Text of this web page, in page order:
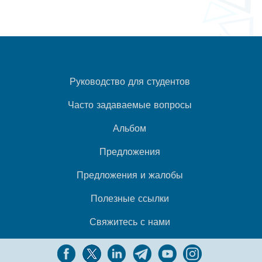
Руководство для студентов
Часто задаваемые вопросы
Альбом
Предложения
Предложения и жалобы
Полезные ссылки
Свяжитесь с нами